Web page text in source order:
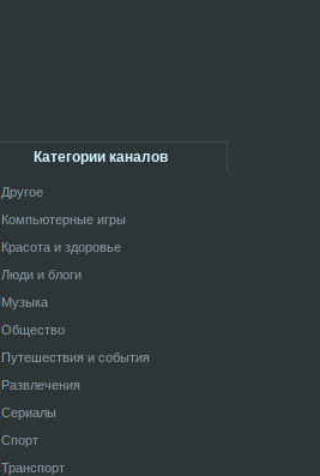
Категории каналов
Другое
Компьютерные игры
Красота и здоровье
Люди и блоги
Музыка
Общество
Путешествия и события
Развлечения
Сериалы
Спорт
Транспорт